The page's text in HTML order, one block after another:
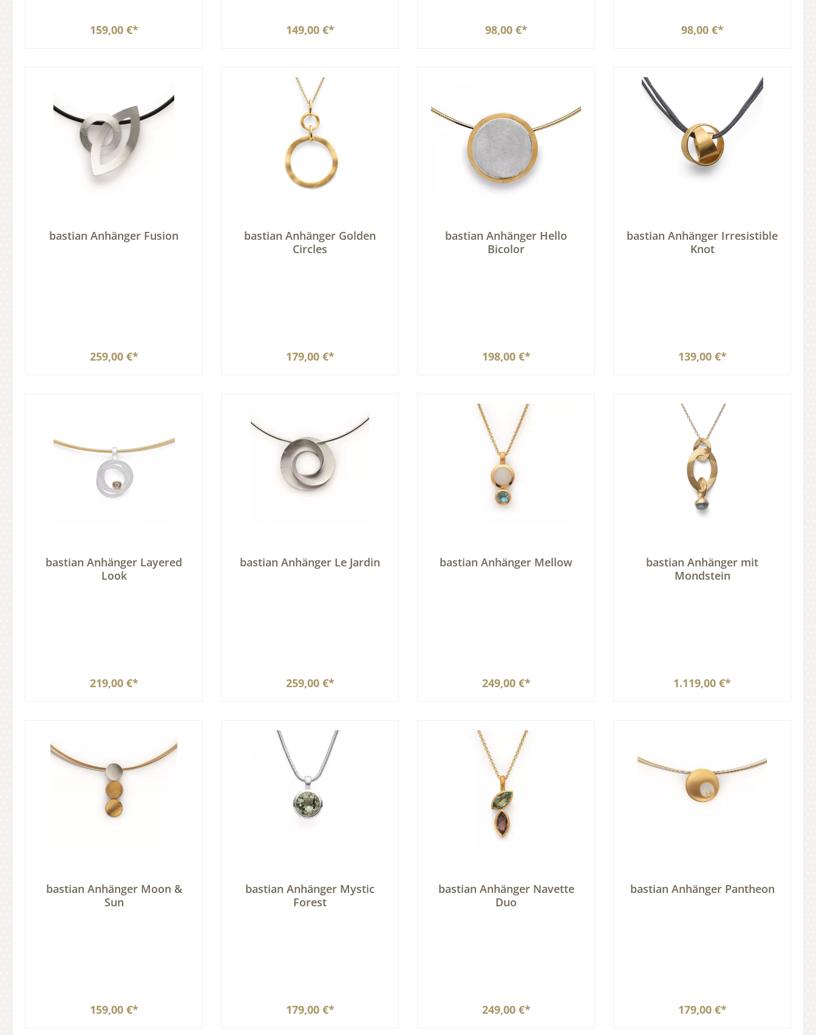
159,00 €* 149,00 €* 98,00 €* 98,00 €*
bastian Anhänger Fusion
259,00 €*
bastian Anhänger Golden
Circles
179,00 €*
bastian Anhänger Hello
Bicolor
198,00 €*
bastian Anhänger Irresistible
Knot
139,00 €*
bastian Anhänger Layered
Look
219,00 €*
bastian Anhänger Le Jardin
259,00 €*
bastian Anhänger Mellow
249,00 €*
bastian Anhänger mit
Mondstein
1.119,00 €*
bastian Anhänger Moon &
Sun
159,00 €*
bastian Anhänger Mystic
Forest
179,00 €*
bastian Anhänger Navette
Duo
249,00 €*
bastian Anhänger Pantheon
179,00 €*